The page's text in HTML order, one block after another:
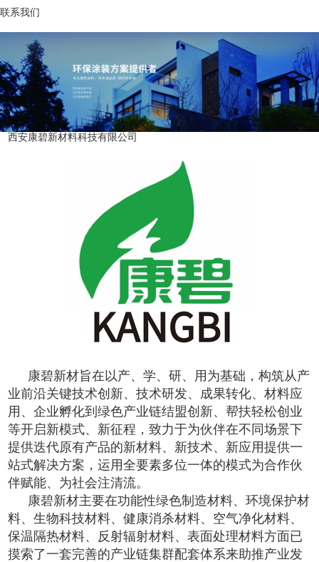
联系我们
西安康碧新材料科技有限公司
康碧新材旨在以产、学、研、用为基础，构筑从产
业前沿关键技术创新、技术研发、成果转化、材料应
用、企业孵化到绿色产业链结盟创新、帮扶轻松创业
等开启新模式、新征程，致力于为伙伴在不同场景下
提供迭代原有产品的新材料、新技术、新应用提供一
站式解决方案，运用全要素多位一体的模式为合作伙
伴赋能、为社会注清流。
康碧新材主要在功能性绿色制造材料、环境保护材
料、生物科技材料、健康消杀材料、空气净化材料、
保温隔热材料、反射辐射材料、表面处理材料方面已
摸索了一套完善的产业链集群配套体系来助推产业发